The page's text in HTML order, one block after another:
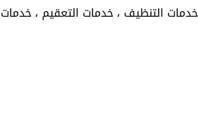
التنظيف ، خدمات التعقيم ،